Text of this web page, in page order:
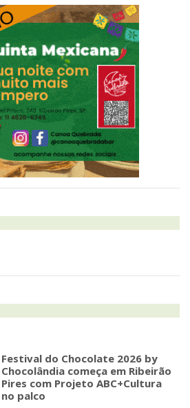
Festival do Chocolate 2026 by
Chocolândia começa em Ribeirão
Pires com Projeto ABC+Cultura
no palco